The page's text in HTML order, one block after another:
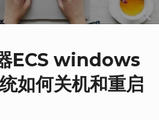
ECS windows
如何关机和重启